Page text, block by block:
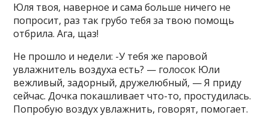
Юля твоя, наверное и сама больше ничего не
попросит, раз так грубо тебя за твою помощь
отбрила. Ага, щаз!
Не прошло и недели: -У тебя же паровой
увлажнитель воздуха есть? — голосок Юли
вежливый, задорный, дружелюбный, — Я приду
сейчас. Дочка покашливает что-то, простудилась.
Попробую воздух увлажнить, говорят, помогает.